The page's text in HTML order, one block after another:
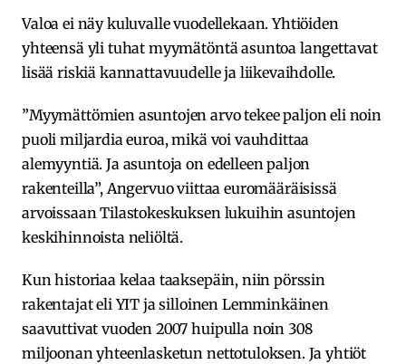
Valoa ei näy kuluvalle vuodellekaan. Yhtiöiden
yhteensä yli tuhat myymätöntä asuntoa langettavat
lisää riskiä kannattavuudelle ja liikevaihdolle.
”Myymättömien asuntojen arvo tekee paljon eli noin
puoli miljardia euroa, mikä voi vauhdittaa
alemyyntiä. Ja asuntoja on edelleen paljon
rakenteilla”, Angervuo viittaa euromääräisissä
arvoissaan Tilastokeskuksen lukuihin asuntojen
keskihinnoista neliöltä.
Kun historiaa kelaa taaksepäin, niin pörssin
rakentajat eli YIT ja silloinen Lemminkäinen
saavuttivat vuoden 2007 huipulla noin 308
miljoonan yhteenlasketun nettotuloksen. Ja yhtiöt